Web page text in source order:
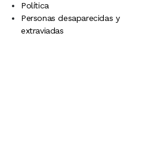
Política
Personas desaparecidas y
extraviadas